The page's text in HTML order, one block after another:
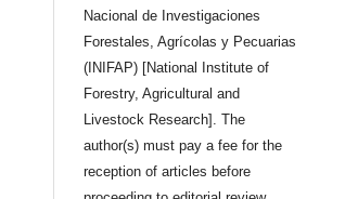
Nacional de Investigaciones
Forestales, Agrícolas y Pecuarias
(INIFAP) [National Institute of
Forestry, Agricultural and
Livestock Research]. The
author(s) must pay a fee for the
reception of articles before